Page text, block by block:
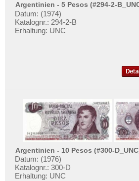
Argentinien - 5 Pesos (#294-2-
Datum: (1974)
Katalognr.: 294-2-B
Erhaltung: UNC
Argentinien - 10 Pesos (#300-
Datum: (1976)
Katalognr.: 300-D
Erhaltung: UNC